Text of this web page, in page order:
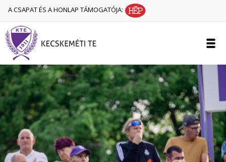
A CSAPAT ÉS A HONLAP TÁMOGATÓJA: